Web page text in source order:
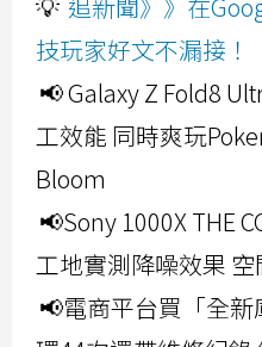
技玩家好文不漏接！
📢 Galaxy Z Fold8
工效能 同時爽玩
Bloom
📢Sony 1000X THE
工地實測降噪效果
📢電商平台買「全